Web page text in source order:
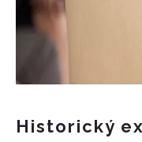
Historický